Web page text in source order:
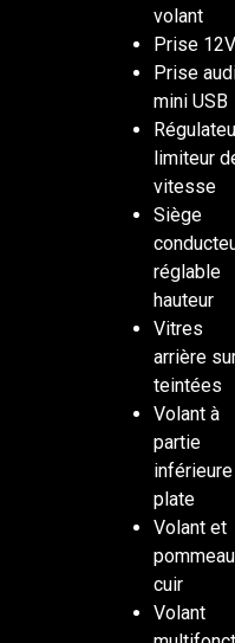
volant
Prise 12V
Prise
mini USB
limiteur
vitesse
Siège
réglable
hauteur
Vitres
arrière
teintées
Volant à
partie
inférieure
plate
Volant et
pommeau
cuir
Volant